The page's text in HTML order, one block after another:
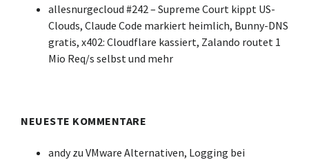
allesnurgecloud #242 – Supreme Court kippt US-
Clouds, Claude Code markiert heimlich, Bunny-DNS
gratis, x402: Cloudflare kassiert, Zalando routet 1
Mio Req/s selbst und mehr
NEUESTE KOMMENTARE
andyzu VMware Alternativen, Logging bei